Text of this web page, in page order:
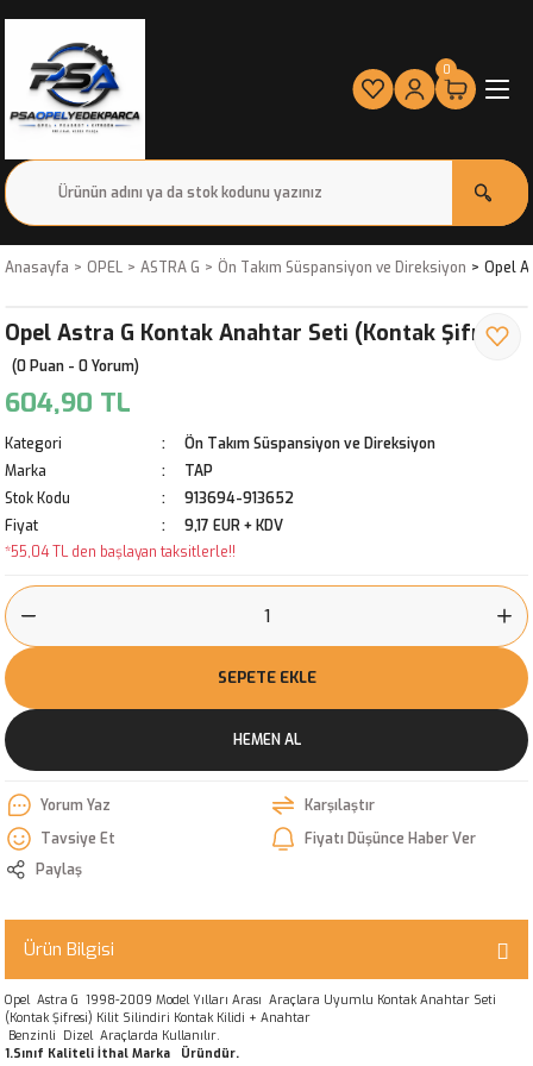
0
Anasayfa OPEL ASTRA G Ön Takım Süspansiyon ve Direksiyon Opel
Opel Astra G Kontak Anahtar Seti (Kontak Şifresi)
(0 Puan - 0 Yorum)
604,90 TL
Kategori
Ön Takım Süspansiyon ve Direksiyon
Marka
TAP
Stok Kodu
913694-913652
Fiyat
9,17 EUR + KDV
*55,04 TL den başlayan taksitlerle!!
SEPETE EKLE
HEMEN AL
Yorum Yaz
Karşılaştır
Tavsiye Et
Fiyatı Düşünce Haber Ver
Paylaş
Ürün Bilgisi
Opel Astra G 1998-2009 Model Yılları Arası Araçlara Uyumlu Kontak Anahtar Seti
(Kontak Şifresi) Kilit Silindiri Kontak Kilidi + Anahtar
Benzinli Dizel Araçlarda Kullanılır.
1.Sınıf Kaliteli İthal Marka Üründür.